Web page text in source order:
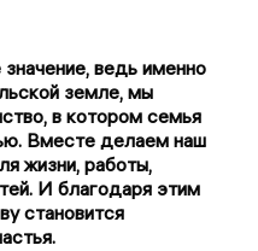
ведь именно
земле, мы
в котором семья
Вместе делаем наш
жизни, работы,
И благодаря этим
становится